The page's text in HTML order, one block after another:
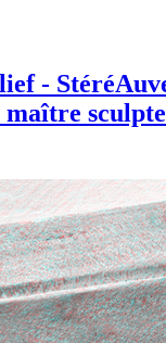
-
maître